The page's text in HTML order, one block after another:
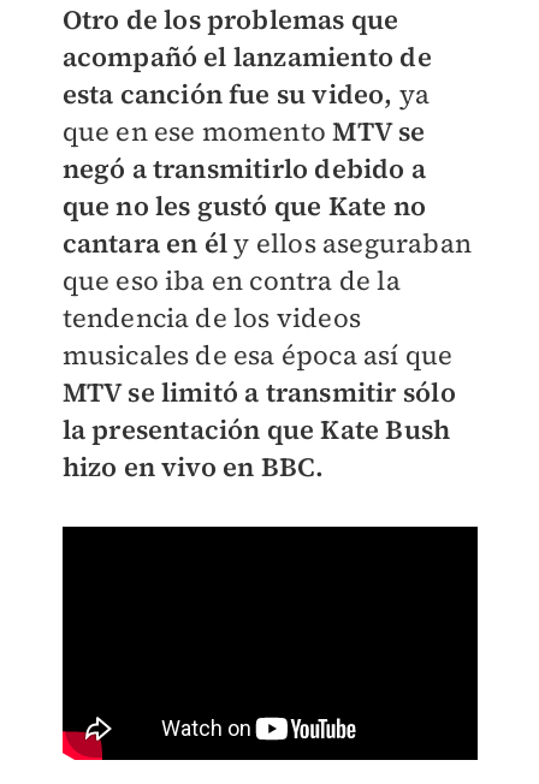
Otro de los problemas que
acompañó el lanzamiento de
esta canción fue su video, ya
que en ese momento MTV se
negó a transmitirlo debido a
que no les gustó que Kate no
cantara en ély ellos aseguraban
que eso iba en contra de la
tendencia de los videos
musicales de esa época así que
MTV se limitó a transmitir sólo
la presentación que Kate Bush
hizo en vivo en BBC.